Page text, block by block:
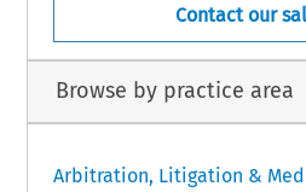
Contact our
Browse by practice area
Arbitration, Litigation &